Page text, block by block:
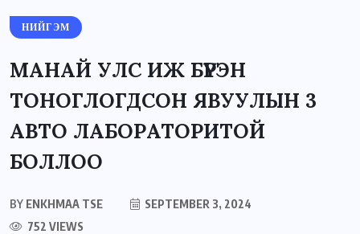
НИЙГЭМ
МАНАЙ УЛС ИЖ БҮРЭН
ТОНОГЛОГДСОН ЯВУУЛЫН 3
АВТО ЛАБОРАТОРИТОЙ
БОЛЛОО
BY ENKHMAA TSE
SEPTEMBER 3, 2024
752 VIEWS